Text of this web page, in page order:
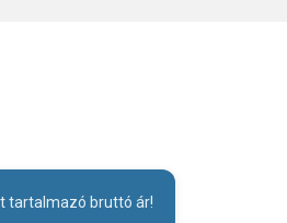
tartalmazó bruttó ár!